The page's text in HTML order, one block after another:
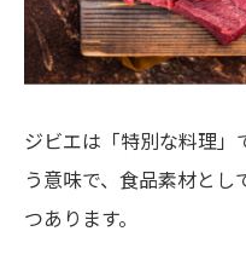
ジビエは「特別な料理」
う意味で、食品素材とし
つあります。